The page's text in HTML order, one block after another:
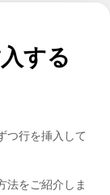
する
つ行を挿入して
法をご紹介しま